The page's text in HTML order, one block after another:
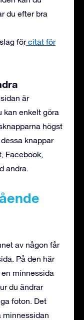
du efter bra
förcitat för
är
kan enkelt göra
högst
knappar
Facebook,
andra.
av någon får
På den här
minnessida
du ändrar
foton. Det
minnessidan